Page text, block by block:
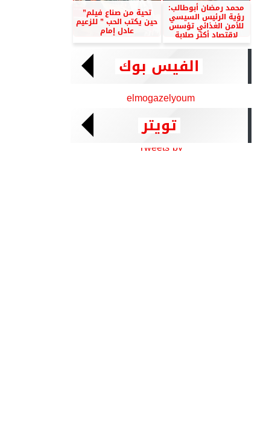
محمد رمضان أبوطالب:
رؤية الرئيس السيسي
للأمن الغذائي تؤسس
لاقتصاد أكثر صلابة
تحية من صناع فيلم”
حين يكتب الحب ” للزعيم
عادل إمام
الفيس بوك
elmogazelyoum
تويتر
Tweets by